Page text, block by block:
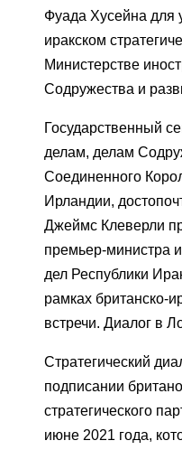
Фуада Хусейна для
иракском
Министерстве
Содружества и
Государственный
делам, делам
Соединенного
Ирландии,
Джеймс Клеверли
премьер-министра
дел Республики
рамках британско-
встречи. Диалог в
Стратегический
подписании
стратегического
июне 2021 года,